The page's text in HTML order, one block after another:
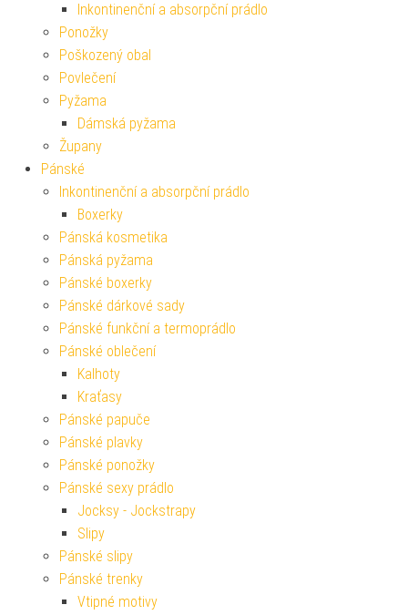
Inkontinenční a absorpční prádlo
Ponožky
Poškozený obal
Povlečení
Pyžama
Dámská pyžama
Župany
Pánské
Inkontinenční a absorpční prádlo
Boxerky
Pánská kosmetika
Pánská pyžama
Pánské boxerky
Pánské dárkové sady
Pánské funkční a termoprádlo
Pánské oblečení
Kalhoty
Kraťasy
Pánské papuče
Pánské plavky
Pánské ponožky
Pánské sexy prádlo
Jocksy - Jockstrapy
Slipy
Pánské slipy
Pánské trenky
Vtipné motivy